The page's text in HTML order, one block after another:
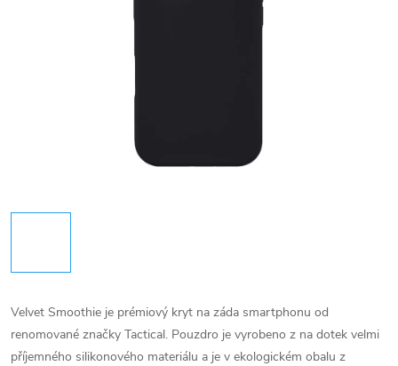
Velvet Smoothie je prémiový kryt na záda smartphonu od
renomované značky Tactical. Pouzdro je vyrobeno z na dotek velmi
příjemného silikonového materiálu a je v ekologickém obalu z